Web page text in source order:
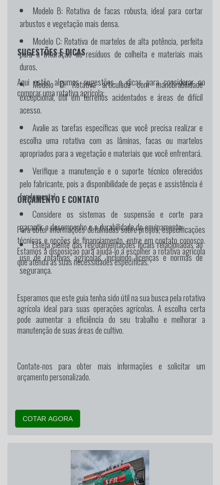
Modelo B: Rotativa de facas robusta, ideal para cortar
arbustos e vegetação mais densa.
Modelo C: Rotativa de martelos de alta potência, perfeita
para a trituração de resíduos de colheita e materiais mais
duros.
Modelo D:Rotativa articulada com manobrabilidade
excepcional, útil em terrenos acidentados e áreas de difícil
acesso.
SUGESTÕES E DICAS
Aqui estão algumas sugestões e dicas para considerar ao
comprar uma rotativa agrícola:
Avalie as tarefas específicas que você precisa realizar e
escolha uma rotativa com as lâminas, facas ou martelos
apropriados para a vegetação e materiais que você enfrentará.
Verifique a manutenção e o suporte técnico oferecidos
pelo fabricante, pois a disponibilidade de peças e assistência é
fundamental.
Considere os sistemas de suspensão e corte para
garantir o desempenho e a durabilidade do equipamento.
Esteja ciente das regulamentações locais relacionadas ao
uso de rotativas agrícolas, incluindo licenças e normas de
segurança.
ORÇAMENTO E CONTATO
Para obter informações detalhadas sobre preços, especificações
técnicas e opções de financiamento, entre em contato conosco.
Estamos à disposição para ajudá-lo a escolher a rotativa agrícola
que atenda às suas necessidades específicas.
Esperamos que este guia tenha sido útil na sua busca pela rotativa
agrícola ideal para suas operações agrícolas. A escolha certa
pode aumentar a eficiência do seu trabalho e melhorar a
manutenção de suas áreas de cultivo.
Contate-nos para obter mais informações e solicitar um
orçamento personalizado.
COTAR AGORA